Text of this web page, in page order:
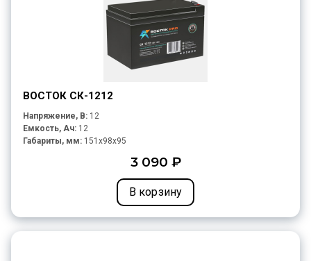
ВОСТОК СК-1212
Напряжение, В: 12
Емкость, Ач: 12
Габариты, мм: 151x98x95
3 090 ₽
В корзину